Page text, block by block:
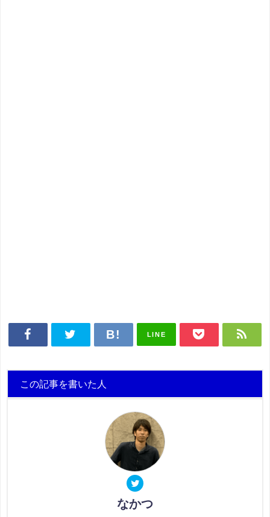
LINE
この記事を書いた人
なかつ